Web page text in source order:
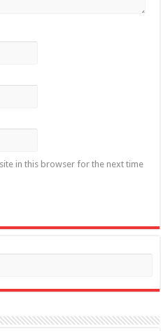
in this browser for the next time